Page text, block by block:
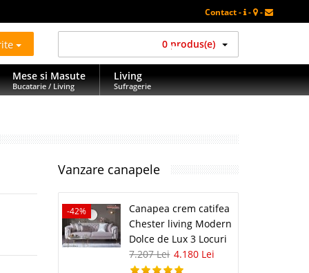
Contact - - -
0 produs(e)
Mese si Masute
Bucatarie / Living
Living
Sufragerie
Vanzare canapele
-42%
Canapea crem catifea
Chester living Modern
Dolce de Lux 3 Locuri
7.207 Lei 4.180 Lei